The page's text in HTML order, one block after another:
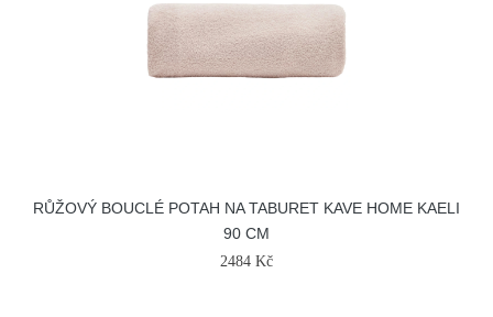
RŮŽOVÝ BOUCLÉ POTAH NA TABURET KAVE HOME KAELI
90 CM
2484 Kč